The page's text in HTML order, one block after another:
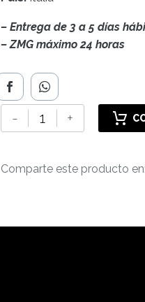
– Entrega de 3 a 5 días
– ZMG máximo 24 horas
-
Fontanafredda
Alta
Limited
+
Comparte este producto en: